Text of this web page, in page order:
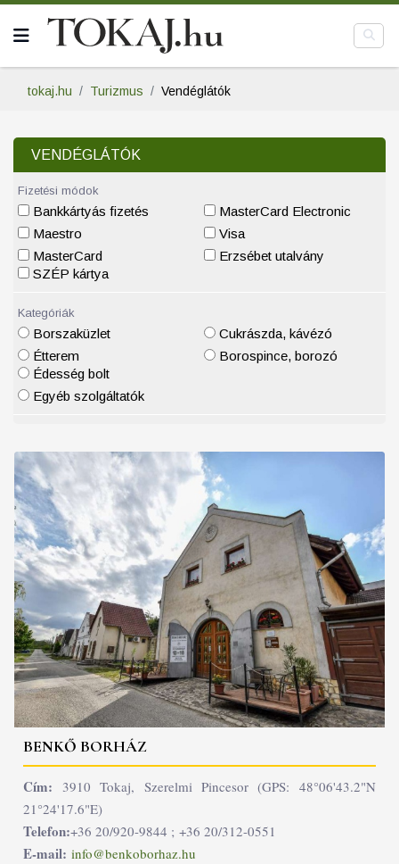
tokaj.hu Turizmus Vendéglátók
VENDÉGLÁTÓK
Fizetési módok
Bankkártyás fizetés
Maestro
MasterCard
MasterCard Electronic
Visa
Erzsébet utalvány
SZÉP kártya
Kategóriák
Borszaküzlet
Étterem
Cukrászda, kávézó
Borospince, borozó
Édesség bolt
Egyéb szolgáltatók
BENKŐ BORHÁZ
Cím: 3910 Tokaj, Szerelmi Pincesor (GPS: 48°06'43.2"N
21°24'17.6"E)
Telefon:+36 20/920-9844 ; +36 20/312-0551
E-mail: info@benkoborhaz.hu